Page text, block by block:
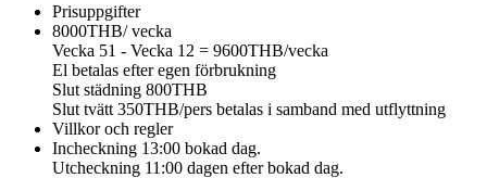
Prisuppgifter
8000THB/ vecka
Vecka 51 - Vecka 12 = 9600THB/vecka
El betalas efter egen förbrukning
Slut städning 800THB
Slut tvätt 350THB/pers betalas i samband med utflyttning
Villkor och regler
Incheckning 13:00 bokad dag.
Utcheckning 11:00 dagen efter bokad dag.